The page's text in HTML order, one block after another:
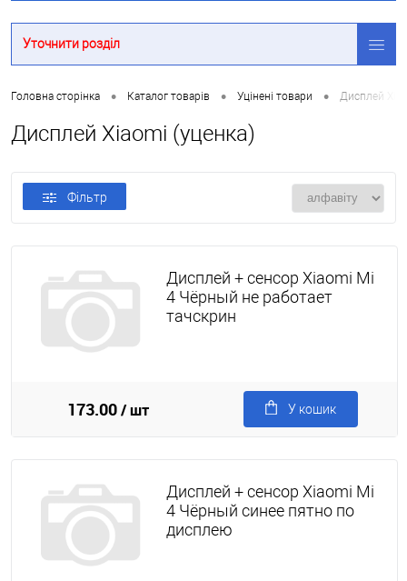
Уточнити розділ
Головна сторінка • Каталог товарів • Уцінені товари • Дисплей
Дисплей Xiaomi (уценка)
Фільтр
Дисплей + сенсор Xiaomi Mi
4 Чёрный не работает
тачскрин
173.00/ шт У кошик
Дисплей + сенсор Xiaomi Mi
4 Чёрный синее пятно по
дисплею